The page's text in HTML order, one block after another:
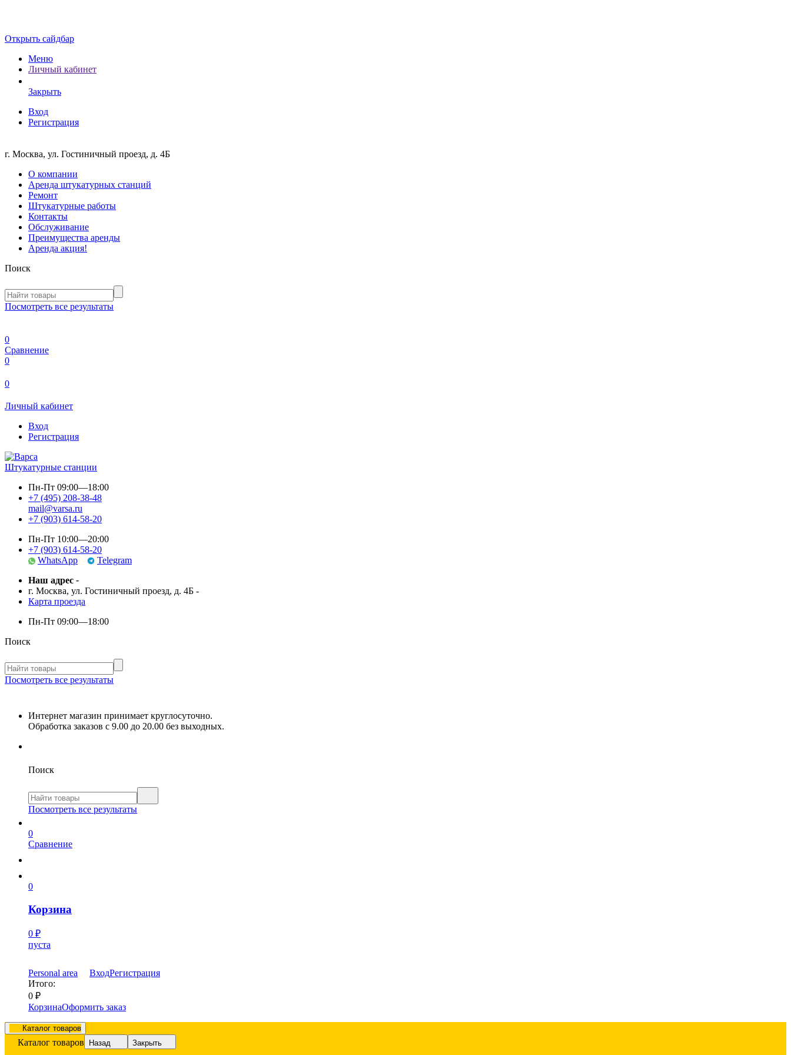
Открыть сайдбар
Меню
Личный кабинет
Закрыть
Вход
Регистрация
г. Москва, ул. Гостиничный проезд, д. 4Б
О компании
Аренда штукатурных станций
Ремонт
Штукатурные работы
Контакты
Обслуживание
Преимущества аренды
Аренда акция!
Поиск
Посмотреть все результаты
0
Сравнение
0
0
Личный кабинет
Вход
Регистрация
Штукатурные станции
Пн-Пт 09:00—18:00
+7 (495) 208-38-48
mail@varsa.ru
+7 (903) 614-58-20
Пн-Пт 10:00—20:00
+7 (903) 614-58-20
WhatsApp
Telegram
Наш адрес -
г. Москва, ул. Гостиничный проезд, д. 4Б -
Карта проезда
Пн-Пт 09:00—18:00
Поиск
Посмотреть все результаты
Интернет магазин принимает круглосуточно.
Обработка заказов с 9.00 до 20.00 без выходных.
Поиск
Посмотреть все результаты
0
Сравнение
0
Корзина
0 ₽
пуста
Personal area ВходРегистрация
Итого:
0 ₽
КорзинаОформить заказ
Каталог товаров
Каталог товаров Назад Закрыть